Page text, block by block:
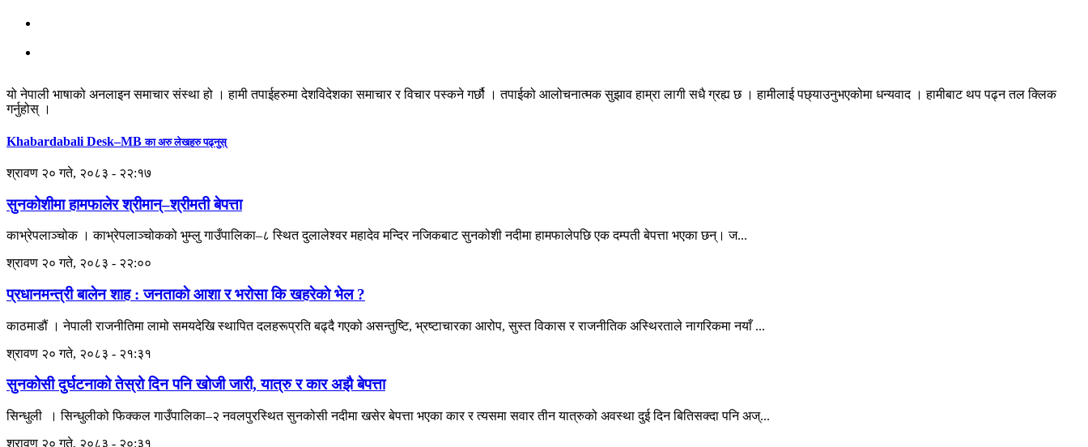
यो नेपाली भाषाको अनलाइन समाचार संस्था हो । हामी तपाईहरुमा देशविदेशका समाचार र विचार पस्कने गर्छौ । तपाईको आलोचनात्मक सुझाव हाम्रा लागी सधै ग्रह्य छ । हामीलाई पछ्याउनुभएकोमा धन्यवाद । हामीबाट थप पढ्न तल क्लिक
गर्नुहोस् ।
Khabardabali Desk–MBका अरु लेखहरु पढ्नुस्
श्रावण २० गते, २०८३ - २२:१७
सुनकोशीमा हामफालेर श्रीमान्–श्रीमती बेपत्ता
काभ्रेपलाञ्चोक । काभ्रेपलाञ्चोकको भुम्लु गाउँपालिका–८ स्थित दुलालेश्वर महादेव मन्दिर नजिकबाट सुनकोशी नदीमा हामफालेपछि एक दम्पती बेपत्ता भएका छन्। ज...
श्रावण २० गते, २०८३ - २२:००
प्रधानमन्त्री बालेन शाह : जनताकाे आशा र भरोसा कि खहरेकाे भेल ?
काठमाडौं । नेपाली राजनीतिमा लामो समयदेखि स्थापित दलहरूप्रति बढ्दै गएको असन्तुष्टि, भ्रष्टाचारका आरोप, सुस्त विकास र राजनीतिक अस्थिरताले नागरिकमा नयाँ ...
श्रावण २० गते, २०८३ - २१:३१
सुनकोसी दुर्घटनाको तेस्रो दिन पनि खोजी जारी, यात्रु र कार अझै बेपत्ता
सिन्धुली । सिन्धुलीको फिक्कल गाउँपालिका–२ नवलपुरस्थित सुनकोसी नदीमा खसेर बेपत्ता भएका कार र त्यसमा सवार तीन यात्रुको अवस्था दुई दिन बितिसक्दा पनि अज्...
श्रावण २० गते, २०८३ - २०:३१